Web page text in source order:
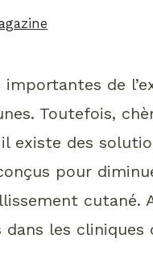
de
Toutefois,
existe des
pour
cutané.
les cliniques